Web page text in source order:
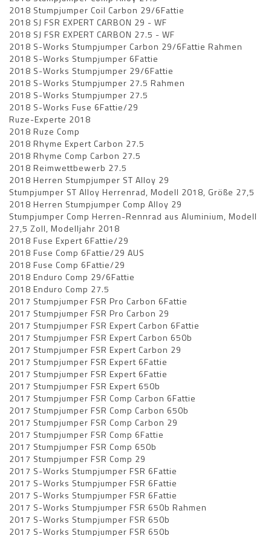
2018 Stumpjumper Coil Carbon 29/6Fattie
2018 SJ FSR EXPERT CARBON 29 - WF
2018 SJ FSR EXPERT CARBON 27.5 - WF
2018 S-Works Stumpjumper Carbon 29/6Fattie Rahmen
2018 S-Works Stumpjumper 6Fattie
2018 S-Works Stumpjumper 29/6Fattie
2018 S-Works Stumpjumper 27.5 Rahmen
2018 S-Works Stumpjumper 27.5
2018 S-Works Fuse 6Fattie/29
Ruze-Experte 2018
2018 Ruze Comp
2018 Rhyme Expert Carbon 27.5
2018 Rhyme Comp Carbon 27.5
2018 Reimwettbewerb 27.5
2018 Herren Stumpjumper ST Alloy 29
Stumpjumper ST Alloy Herrenrad, Modell 2018, Größe 27,5
2018 Herren Stumpjumper Comp Alloy 29
Stumpjumper Comp Herren-Rennrad aus Aluminium, Modell
27,5 Zoll, Modelljahr 2018
2018 Fuse Expert 6Fattie/29
2018 Fuse Comp 6Fattie/29 AUS
2018 Fuse Comp 6Fattie/29
2018 Enduro Comp 29/6Fattie
2018 Enduro Comp 27.5
2017 Stumpjumper FSR Pro Carbon 6Fattie
2017 Stumpjumper FSR Pro Carbon 29
2017 Stumpjumper FSR Expert Carbon 6Fattie
2017 Stumpjumper FSR Expert Carbon 650b
2017 Stumpjumper FSR Expert Carbon 29
2017 Stumpjumper FSR Expert 6Fattie
2017 Stumpjumper FSR Expert 6Fattie
2017 Stumpjumper FSR Expert 650b
2017 Stumpjumper FSR Comp Carbon 6Fattie
2017 Stumpjumper FSR Comp Carbon 650b
2017 Stumpjumper FSR Comp Carbon 29
2017 Stumpjumper FSR Comp 6Fattie
2017 Stumpjumper FSR Comp 650b
2017 Stumpjumper FSR Comp 29
2017 S-Works Stumpjumper FSR 6Fattie
2017 S-Works Stumpjumper FSR 6Fattie
2017 S-Works Stumpjumper FSR 6Fattie
2017 S-Works Stumpjumper FSR 650b Rahmen
2017 S-Works Stumpjumper FSR 650b
2017 S-Works Stumpjumper FSR 650b